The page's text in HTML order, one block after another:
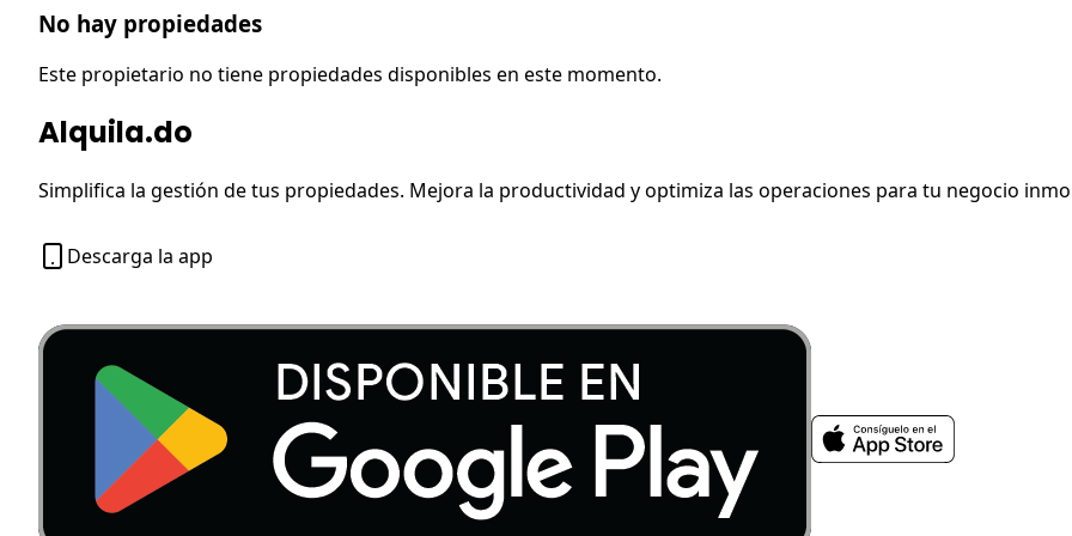
No hay propiedades
Este propietario no tiene propiedades disponibles en este momento.
Alquila.do
Simplifica la gestión de tus propiedades. Mejora la productividad y optimiza las operaciones para tu negocio
Descarga la app